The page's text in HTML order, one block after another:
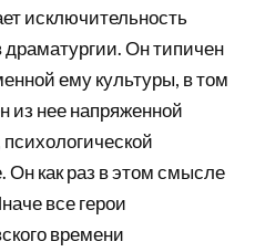
исключительность
драматургии. Он типичен
ему культуры, в том
из нее напряженной
Он как раз в этом смысле
все герои
времени